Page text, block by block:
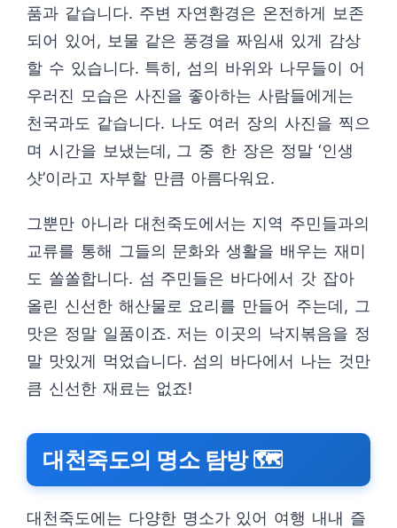
품과 같습니다. 주변 자연환경은 온전하게 보존
되어 있어, 보물 같은 풍경을 짜임새 있게 감상
할 수 있습니다. 특히, 섬의 바위와 나무들이 어
우러진 모습은 사진을 좋아하는 사람들에게는
천국과도 같습니다. 나도 여러 장의 사진을 찍으
며 시간을 보냈는데, 그 중 한 장은 정말 ‘인생
샷’이라고 자부할 만큼 아름다워요.
그뿐만 아니라 대천죽도에서는 지역 주민들과의
교류를 통해 그들의 문화와 생활을 배우는 재미
도 쏠쏠합니다. 섬 주민들은 바다에서 갓 잡아
올린 신선한 해산물로 요리를 만들어 주는데, 그
맛은 정말 일품이죠. 저는 이곳의 낙지볶음을 정
말 맛있게 먹었습니다. 섬의 바다에서 나는 것만
큼 신선한 재료는 없죠!
대천죽도의 명소 탐방 🗺️
대천죽도에는 다양한 명소가 있어 여행 내내 즐